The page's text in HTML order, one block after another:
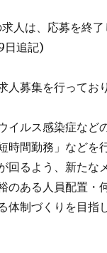
人は、応募を終
日追記)
人募集を行ってお
イルス感染症など
時間勤務」などを
回るよう、新たな
のある人員配置・
体制づくりを目指